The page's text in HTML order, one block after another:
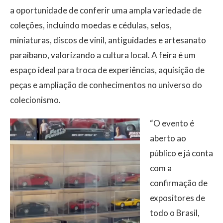
a oportunidade de conferir uma ampla variedade de
coleções, incluindo moedas e cédulas, selos,
miniaturas, discos de vinil, antiguidades e artesanato
paraibano, valorizando a cultura local. A feira é um
espaço ideal para troca de experiências, aquisição de
peças e ampliação de conhecimentos no universo do
colecionismo.
“O evento é
aberto ao
público e já conta
com a
confirmação de
expositores de
todo o Brasil,